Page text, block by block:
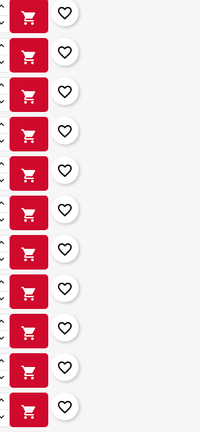
shopping_cart favorite_border
shopping_cart favorite_border
shopping_cart favorite_border
shopping_cart favorite_border
shopping_cart favorite_border
shopping_cart favorite_border
shopping_cart favorite_border
shopping_cart favorite_border
shopping_cart favorite_border
shopping_cart favorite_border
shopping_cart favorite_border